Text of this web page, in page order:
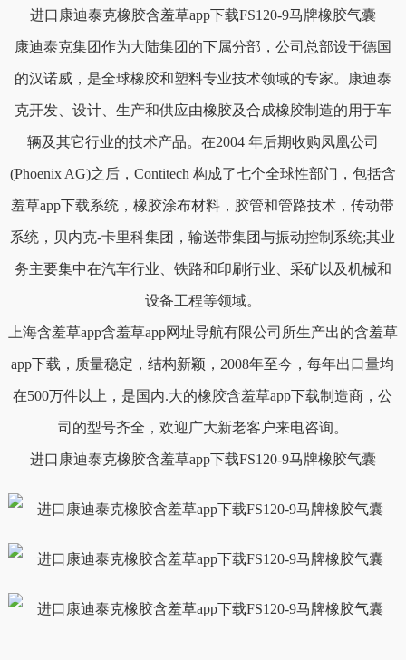
进口康迪泰克橡胶含羞草app下载FS120-9马牌橡胶气囊
康迪泰克集团作为大陆集团的下属分部，公司总部设于德国
的汉诺威，是全球橡胶和塑料专业技术领域的专家。康迪泰
克开发、设计、生产和供应由橡胶及合成橡胶制造的用于车
辆及其它行业的技术产品。在2004 年后期收购凤凰公司
(Phoenix AG)之后，Contitech 构成了七个全球性部门，包括含
羞草app下载系统，橡胶涂布材料，胶管和管路技术，传动带
系统，贝内克-卡里科集团，输送带集团与振动控制系统;其业
务主要集中在汽车行业、铁路和印刷行业、采矿以及机械和
设备工程等领域。
上海含羞草app含羞草app网址导航有限公司所生产出的含羞草
app下载，质量稳定，结构新颖，2008年至今，每年出口量均
在500万件以上，是国内.大的橡胶含羞草app下载制造商，公
司的型号齐全，欢迎广大新老客户来电咨询。
进口康迪泰克橡胶含羞草app下载FS120-9马牌橡胶气囊